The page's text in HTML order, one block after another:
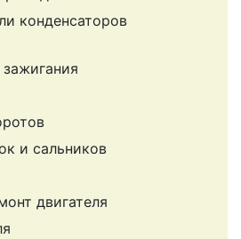
конденсаторов
и сальников
двигателя